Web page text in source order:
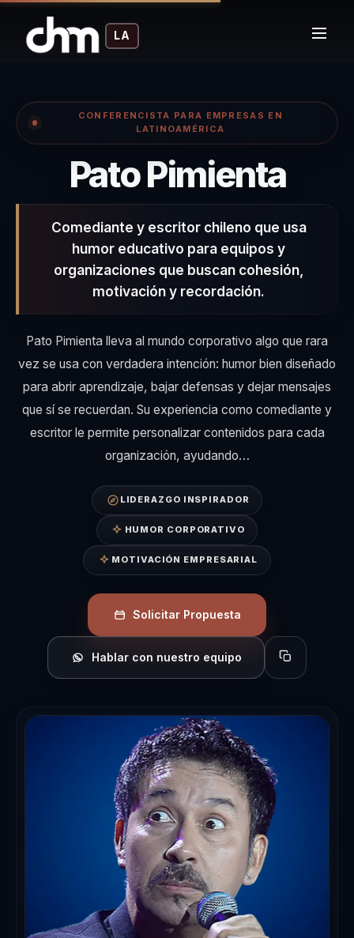
LA
CONFERENCISTA PARA EMPRESAS EN
LATINOAMÉRICA
Pato Pimienta–
Comediante y escritor chileno que usa
humor educativo para equipos y
organizaciones que buscan cohesión,
motivación y recordación.
Pato Pimienta lleva al mundo corporativo algo que rara
vez se usa con verdadera intención: humor bien diseñado
para abrir aprendizaje, bajar defensas y dejar mensajes
que sí se recuerdan. Su experiencia como comediante y
escritor le permite personalizar contenidos para cada
organización, ayudando…
LIDERAZGO INSPIRADOR
HUMOR CORPORATIVO
MOTIVACIÓN EMPRESARIAL
Solicitar Propuesta
Hablar con nuestro equipo Copiar perfil